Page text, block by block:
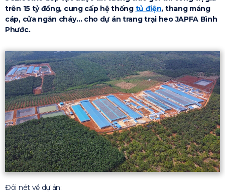
trên 15 tỷ đồng, cung cấp hệ thống tủ điện, thang máng
cáp, cửa ngăn cháy… cho dự án trang trại heo JAPFA Bình
Phước.
Đôi nét về dự án: